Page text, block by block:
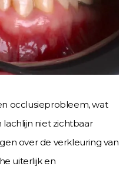
occlusieprobleem, wat
niet zichtbaar
over de verkleuring van
uiterlijk en